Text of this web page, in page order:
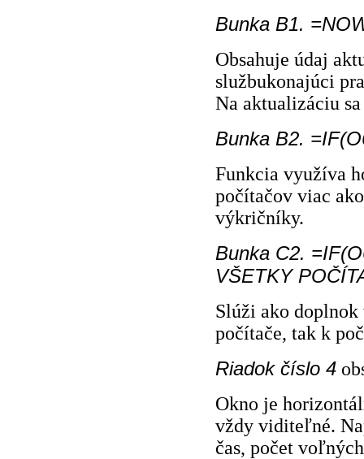
Bunka B1.
Obsahuje údaj
službukonajúci
Na aktualizáciu
Bunka B2.
Funkcia využíva
počítačov viac
výkričníky.
Bunka C2.
VŠETKY
Slúži ako
počítače, tak k
Riadok číslo 4
Okno je
vždy viditeľné.
čas, počet